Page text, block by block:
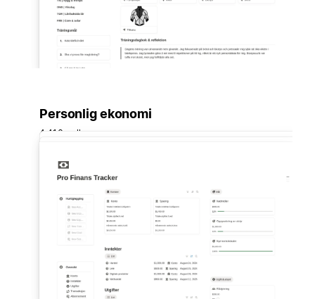
Personlig ekonomi
4 416 mallar